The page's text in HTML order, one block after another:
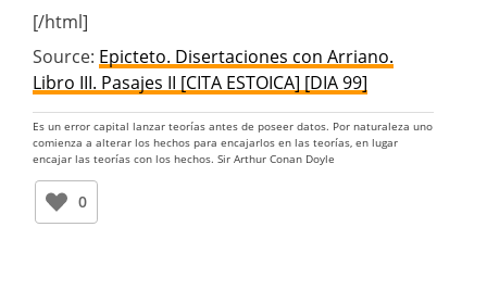
[/html]
Source: Epicteto. Disertaciones con Arriano.
Libro III. Pasajes II [CITA ESTOICA] [DIA 99]
Es un error capital lanzar teorías antes de poseer datos. Por naturaleza uno
comienza a alterar los hechos para encajarlos en las teorías, en lugar
encajar las teorías con los hechos. Sir Arthur Conan Doyle
0